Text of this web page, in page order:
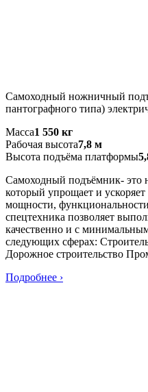
Самоходный ножничный
пантографного типа)
Масса1 550 кг
Рабочая высота7,8 м
Высота подъёма платформы
Самоходный подъёмник- это
который упрощает и ускоряет
мощности,
спецтехника позволяет
качественно и с
следующих сферах:
Дорожное строительство
Подробнее ›